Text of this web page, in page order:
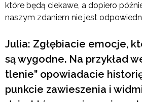
które będą ciekawe, a dopiero
naszym zdaniem nie jest
Julia: Zgłębiacie emocje,
są wygodne. Na przykład
tlenie” opowiadacie
punkcie zawieszenia i